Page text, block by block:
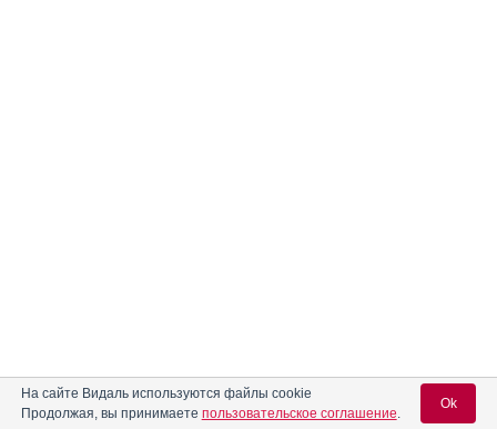
На сайте Видаль используются файлы cookie
Продолжая, вы принимаете пользовательское соглашение.
Ok